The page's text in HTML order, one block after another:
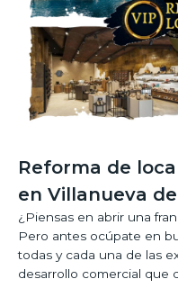
Reforma de
en Villanueva
¿Piensas en abrir una
Pero antes ocúpate en
todas y cada una de las
desarrollo comercial que